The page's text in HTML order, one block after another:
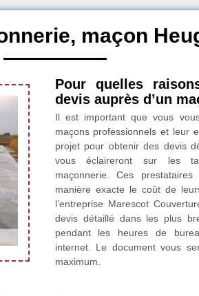
maçon
Pour quelles
devis auprès d’un
Il est important que vous
maçons professionnels et leur
projet pour obtenir des devis
vous éclaireront sur les
maçonnerie. Ces prestataires
manière exacte le coût de
l’entreprise Marescot
devis détaillé dans les plus
pendant les heures de
internet. Le document vous
maximum.